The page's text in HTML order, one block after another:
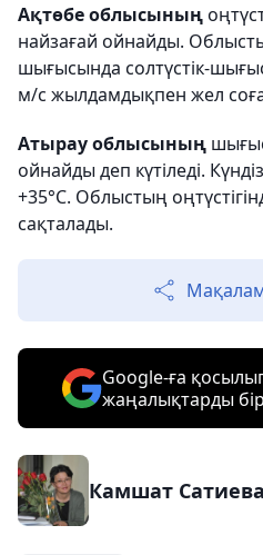
Ақтөбе облысының
найзағай ойнайды.
шығысында солтүстік-
м/с жылдамдықпен жел
Атырау облысының
ойнайды деп күтіледі.
+35°C. Облыстың
сақталады.
Google-ға
жаңалықтарды
Камшат Сатиева